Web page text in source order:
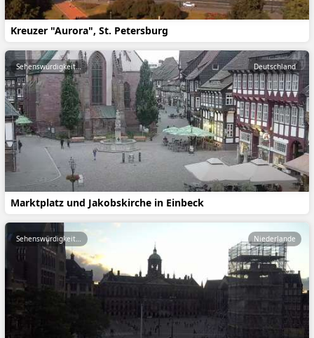
Kreuzer "Aurora", St. Petersburg
Marktplatz und Jakobskirche in Einbeck
Sehenswürdigkeiten Deutschland
Sehenswürdigkeiten Niederlande